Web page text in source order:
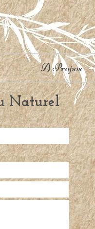
A Propos
Naturel